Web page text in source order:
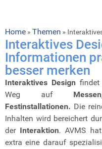
Home » Themen »
Interaktives
Informationen
besser merken
Interaktives Design findet
Weg auf
Festinstallationen. Die
Inhalten wird bereichert
der Interaktion. AVMS
extra eine darauf